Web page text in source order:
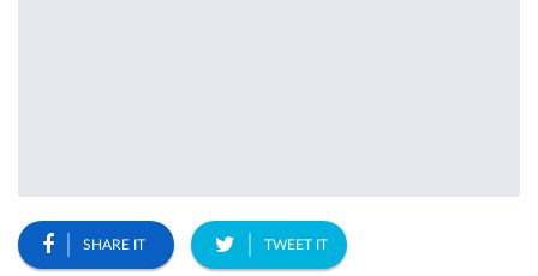
SHARE IT TWEET IT